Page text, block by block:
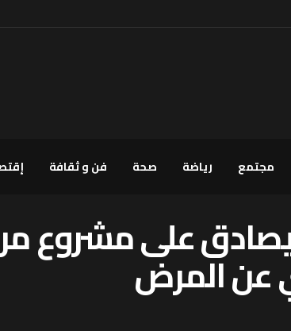
مجتمع رياضة صحة فن و ثقافة
على مشروع
عن المرض